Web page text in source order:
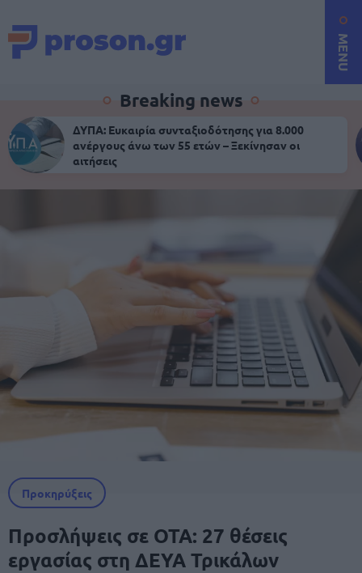
MENU
Breaking news
ΔΥΠΑ: Ευκαιρία συνταξιοδότησης για 8.000
ανέργους άνω των 55 ετών – Ξεκίνησαν οι
αιτήσεις
Προκηρύξεις
Προσλήψεις σε ΟΤΑ: 27 θέσεις
εργασίας στη ΔΕΥΑ Τρικάλων